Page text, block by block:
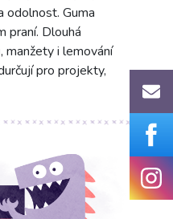
odolnost. Guma
praní. Dlouhá
manžety i lemování
pro projekty,